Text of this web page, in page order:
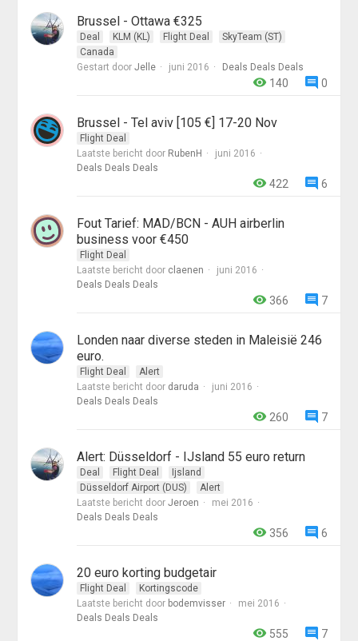
Brussel - Ottawa €325
Deal KLM (KL) Flight Deal
SkyTeam (ST)
Canada
Gestart doorJelle juni 2016 Deals Deals Deals
0
140
Brussel - Tel aviv [105 €] 17-20 Nov
Flight Deal
Laatste bericht door RubenH
juni 2016
Deals Deals Deals
6
422
Fout Tarief: MAD/BCN - AUH airberlin
business voor €450
Flight Deal
Laatste bericht door claenen
juni 2016
Deals Deals Deals
7
366
Londen naar diverse steden in Maleisië 246
euro.
Flight Deal
Alert
Laatste bericht door daruda
juni 2016
Deals Deals Deals
7
260
Alert: Düsseldorf - IJsland 55 euro return
Deal Flight Deal
Ijsland
Düsseldorf Airport (DUS)
Alert
Laatste bericht doorJeroen
mei 2016
Deals Deals Deals
6
356
20 euro korting budgetair
Flight Deal
Kortingscode
Laatste bericht door bodemvisser
mei 2016
Deals Deals Deals
7
555